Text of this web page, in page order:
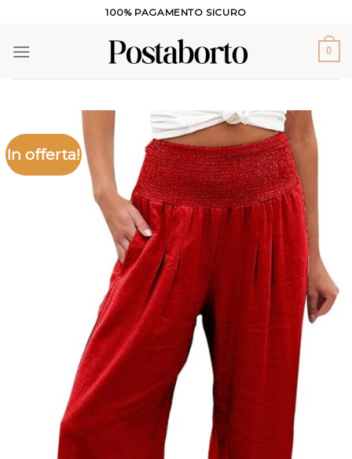
contenuti
100% PAGAMENTO SICURO
0
In offerta!